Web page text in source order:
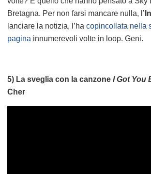
Bretagna. Per non farsi mancare nulla, l’
lanciare la notizia, l’ha copincollata nella
pagina innumerevoli volte in loop. Geni.
5) La sveglia con la canzone I Got You
Cher